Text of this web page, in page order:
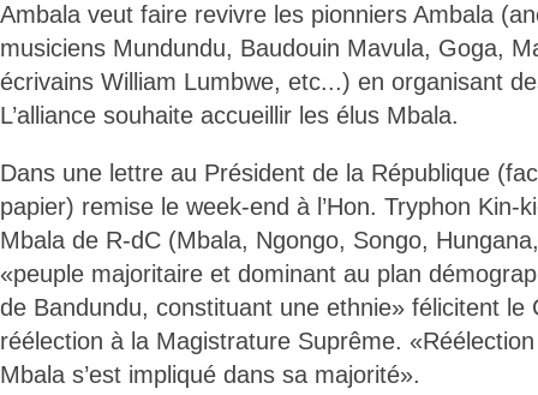
Ambala veut faire revivre les pionniers Ambala
musiciens Mundundu, Baudouin Mavula, Goga,
écrivains William Lumbwe, etc...) en organisant
L’alliance souhaite accueillir les élus Mbala.
Dans une lettre au Président de la République
papier) remise le week-end à l’Hon. Tryphon Kin-
Mbala de R-dC (Mbala, Ngongo, Songo,
«peuple majoritaire et dominant au plan
de Bandundu, constituant une ethnie» félicitent le
réélection à la Magistrature Suprême.
Mbala s’est impliqué dans sa majorité».